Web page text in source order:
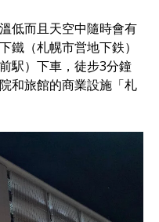
低而且天空中隨時會有
鐵（札幌市営地下鉄）
駅）下車，徒步3分鐘
和旅館的商業設施「札